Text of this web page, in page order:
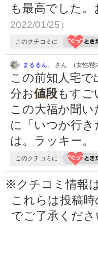
も最高でした
2022/01/25）
このクチコミに
まるるん。 さん （女性/熊
この前知人宅
分お値段もす
この大福か聞
に「いつか行
は。ラッキー。
このクチコミに
※クチコミ情報
これらは投稿
でご了承くださ